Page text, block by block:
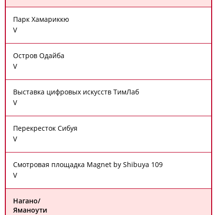
Парк Хамариккю
V
Остров Одайба
V
Выставка цифровых искусств ТимЛаб
V
Перекресток Сибуя
V
Смотровая площадка Magnet by Shibuya 109
V
Нагано/
Яманоути